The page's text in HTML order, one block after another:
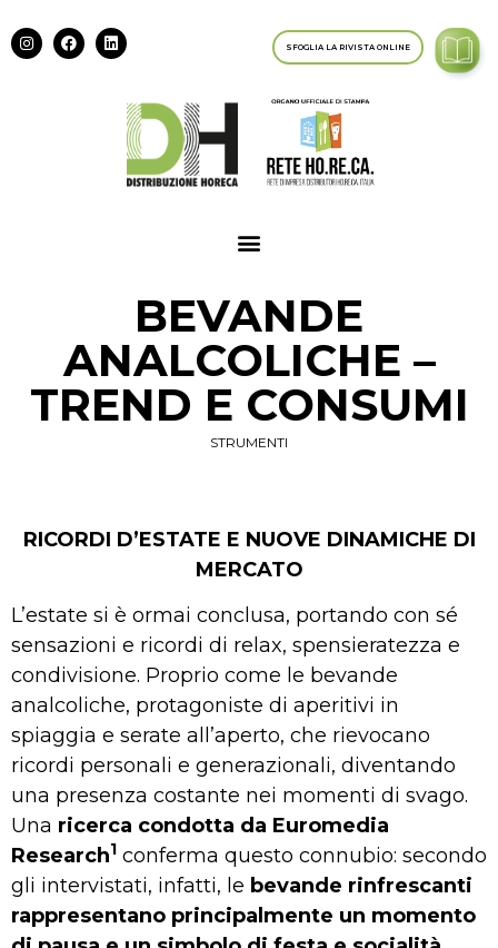
SFOGLIA LA RIVISTA ONLINE
BEVANDE
ANALCOLICHE –
TREND E CONSUMI
STRUMENTI
RICORDI D’ESTATE E NUOVE DINAMICHE DI
MERCATO
L’estate si è ormai conclusa, portando con sé
sensazioni e ricordi di relax, spensieratezza e
condivisione. Proprio come le bevande
analcoliche, protagoniste di aperitivi in
spiaggia e serate all’aperto, che rievocano
ricordi personali e generazionali, diventando
una presenza costante nei momenti di svago.
Una ricerca condotta da Euromedia
Research1 conferma questo connubio: secondo
gli intervistati, infatti, le bevande rinfrescanti
rappresentano principalmente un momento